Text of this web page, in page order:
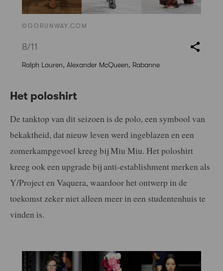
©GORUNWAY.COM
8/11
Ralph Lauren, Alexander McQueen, Rabanne
Het poloshirt
De tanktop van dit seizoen is de polo, een symbool van
bekaktheid, dat nieuw leven werd ingeblazen en een
zomerkampgevoel kreeg bij Miu Miu. Het poloshirt
kreeg ook een upgrade bij anti-establishment merken als
Y/Project en Vaquera, waardoor het ontwerp in de
toekomst zeker niet alleen meer in een studentenhuis te
vinden is.